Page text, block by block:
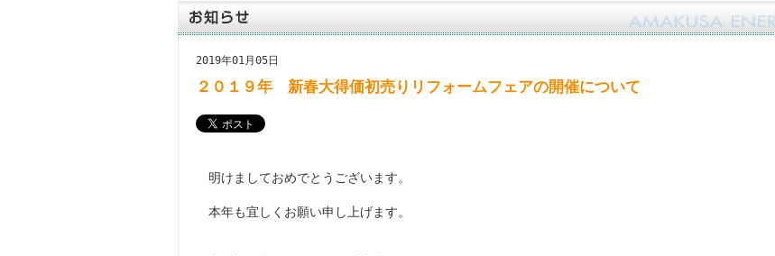
2019年01月05日
２０１９年 新春大得価初売りリフォームフェアの開催について
明けましておめでとうございます。
本年も宜しくお願い申し上げます。